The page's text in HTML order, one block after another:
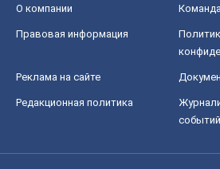
О компании Команда
Правовая информация
Реклама на сайте
Редакционная политика
событий